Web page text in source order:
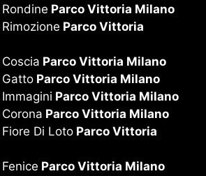
Parco Vittoria Milano
Parco Vittoria
Parco Vittoria Milano
Parco Vittoria Milano
Parco Vittoria Milano
Parco Vittoria Milano
Di Loto Parco Vittoria
Parco Vittoria Milano